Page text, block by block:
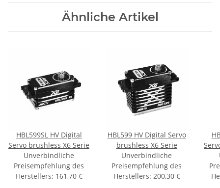
Ähnliche Artikel
HBL599SL HV Digital
Servo brushless X6 Serie
Unverbindliche
Preisempfehlung des
Herstellers: 161,70 €
HBL599 HV Digital Servo
brushless X6 Serie
Unverbindliche
Preisempfehlung des
Herstellers: 200,30 €
-